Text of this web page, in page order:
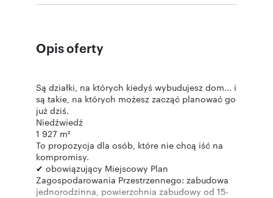
Opis oferty
Są działki, na których kiedyś wybudujesz dom... i
są takie, na których możesz zacząć planować go
już dziś.
Niedźwiedź
1 927 m²
To propozycja dla osób, które nie chcą iść na
kompromisy.
✔ obowiązujący Miejscowy Plan
Zagospodarowania Przestrzennego: zabudowa
jednorodzinna, powierzchnia zabudowy od 15-